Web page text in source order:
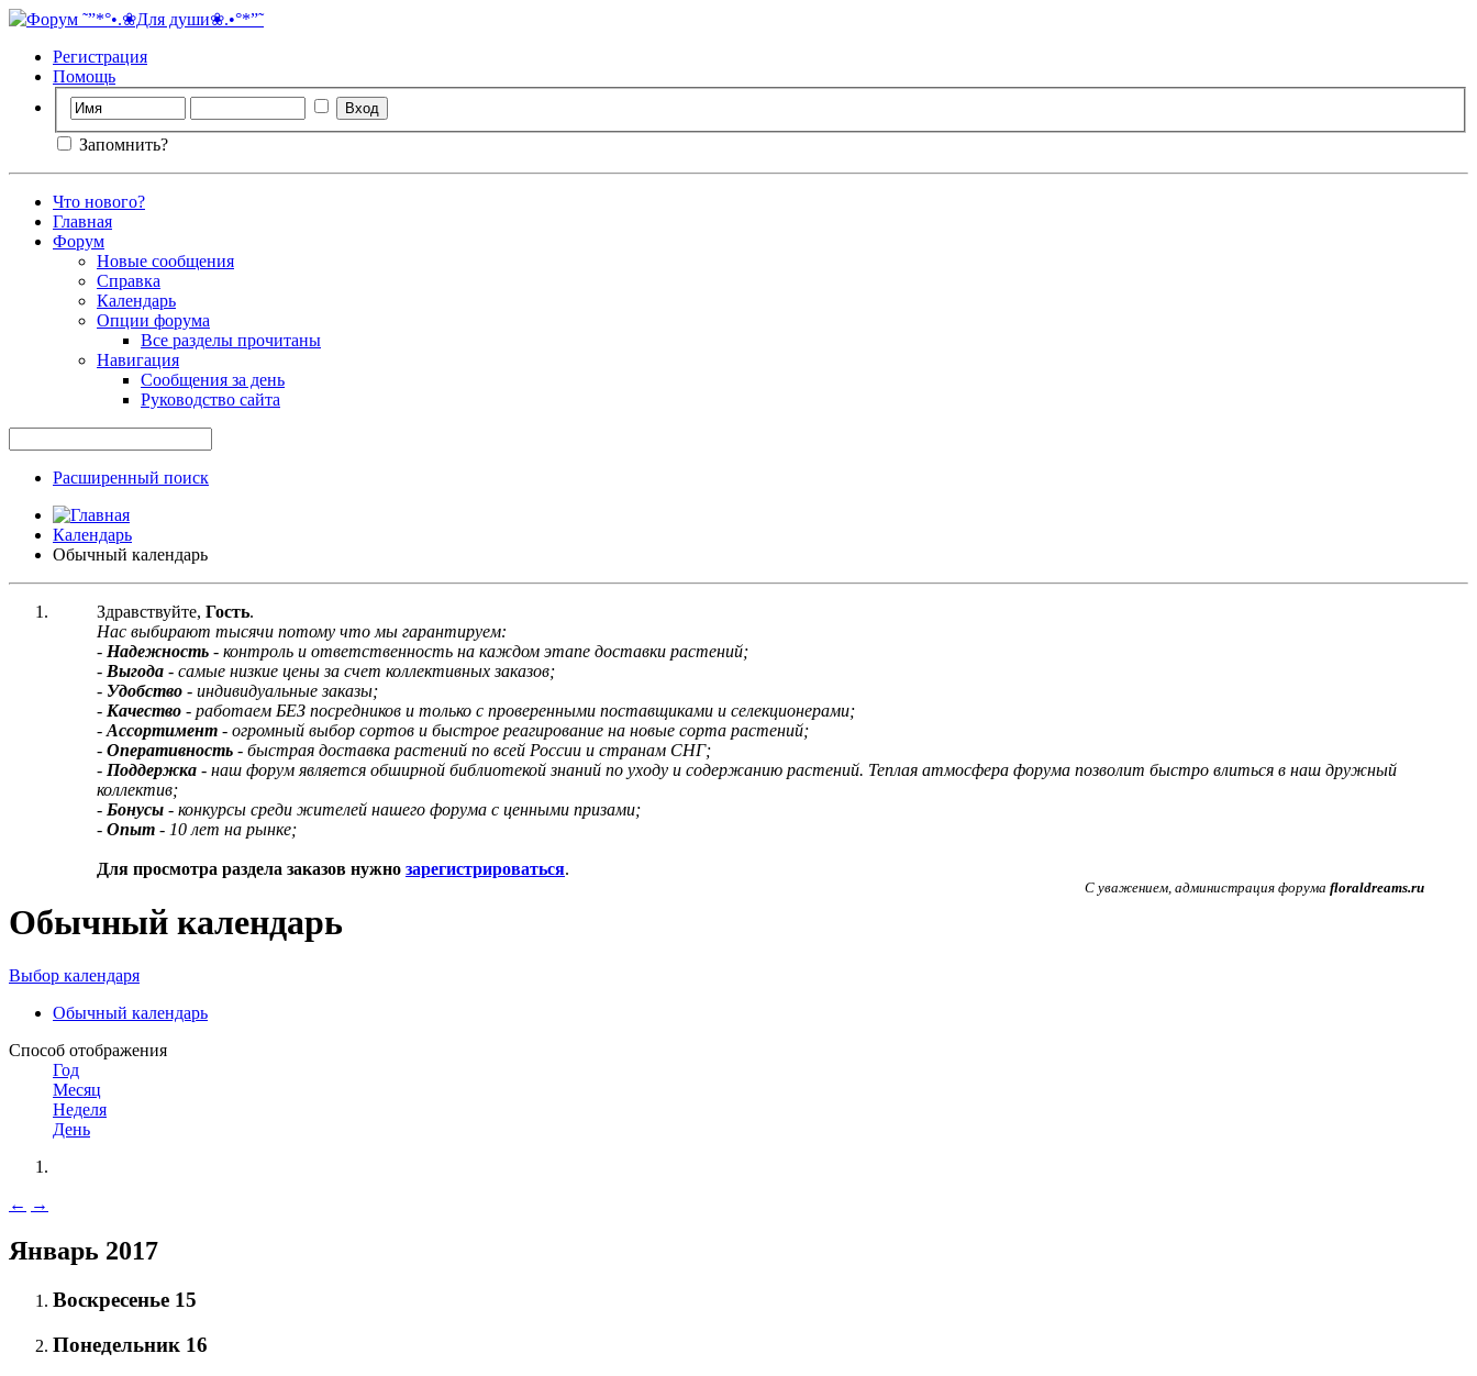
Регистрация
Помощь
Запомнить?
Что нового?
Главная
Форум
Новые сообщения
Справка
Календарь
Опции форума
Все разделы прочитаны
Навигация
Сообщения за день
Руководство сайта
Расширенный поиск
Календарь
Обычный календарь
Здравствуйте, Гость.
Нас выбирают тысячи потому что мы гарантируем:
- Надежность - контроль и ответственность на каждом этапе доставки растений;
- Выгода - самые низкие цены за счет коллективных заказов;
- Удобство - индивидуальные заказы;
- Качество - работаем БЕЗ посредников и только с проверенными поставщиками и селекционерами;
- Ассортимент - огромный выбор сортов и быстрое реагирование на новые сорта растений;
- Оперативность - быстрая доставка растений по всей России и странам СНГ;
- Поддержка - наш форум является обширной библиотекой знаний по уходу и содержанию растений. Теплая атмосфера форума позволит быстро влиться в наш дружный
коллектив;
- Бонусы - конкурсы среди жителей нашего форума с ценными призами;
- Опыт - 10 лет на рынке;
Для просмотра раздела заказов нужно зарегистрироваться.
С уважением, администрация форума floraldreams.ru
Обычный календарь
Выбор календаря
Обычный календарь
Способ отображения
Год
Месяц
Неделя
День
← →
Январь 2017
Воскресенье 15
Понедельник 16